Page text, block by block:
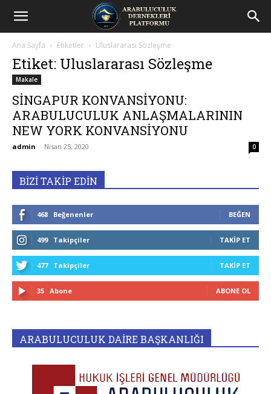
Arabuluculuk
Dernekleri
Ana Sayfa Etiketler Uluslararası Sözleşme
Etiket: Uluslararası Sözleşme
Makale
SİNGAPUR KONVANSİYONU:
ARABULUCULUK ANLAŞMALARININ
NEW YORK KONVANSİYONU
admin - Nisan 25, 2020 0
BİZİ TAKİP EDİN
468 Beğenenler BEĞEN
499 Takipçiler TAKIP ET
477 Takipçiler TAKIP ET
35 Abone ABONE OL
ARABULUCULUK DAİRE BAŞKANLIĞI